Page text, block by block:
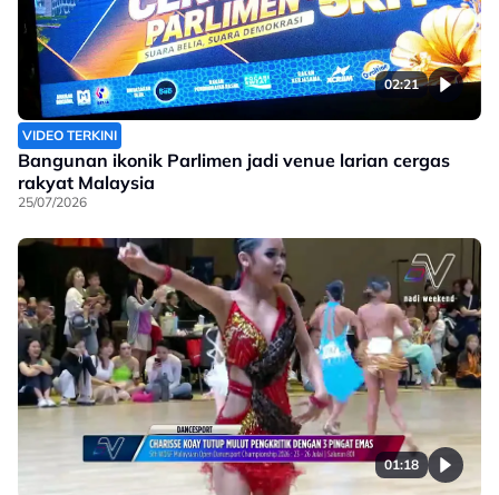
02:21
VIDEO TERKINI
Bangunan ikonik Parlimen jadi venue larian cergas
rakyat Malaysia
25/07/2026
01:18